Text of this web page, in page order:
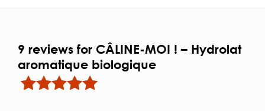
9 reviews for CÂLINE-MOI ! – Hydrolat
aromatique biologique